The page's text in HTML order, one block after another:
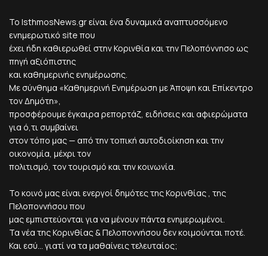
Το IsthmosNews.gr είναι ένα δυναμικά αναπτυσσόμενο
ενημερωτικό site που
έχει ήδη καθιερωθεί στην Κορινθία και την Πελοπόννησο ως
πηγή αξιόπιστης
και καθημερινής ενημέρωσης.
Με σύνθημα «Καθημερινή Ενημέρωση με Άποψη και Επίκεντρο
τον Δημότη»,
προσφέρουμε έγκαιρα ρεπορτάζ, ειδήσεις και αφιερώματα
για ό,τι συμβαίνει
στον τόπο μας — από την τοπική αυτοδιοίκηση και την
οικονομία, μέχρι τον
πολιτισμό, τον τουρισμό και την κοινωνία.
Το κοινό μας είναι ενεργοί δημότες της Κορινθίας , της
Πελοποννήσου που
μας εμπιστεύονται για να μένουν πάντα ενημερωμένοι.
Τα νέα της Κορινθίας & Πελοποννήσου δεν κοιμούνται ποτέ.
Και εσύ... γιατί να τα μαθαίνεις τελευταίος;